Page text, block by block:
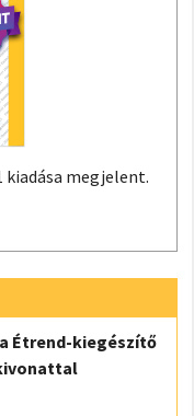
kiadása megjelent.
Étrend-kiegészítő